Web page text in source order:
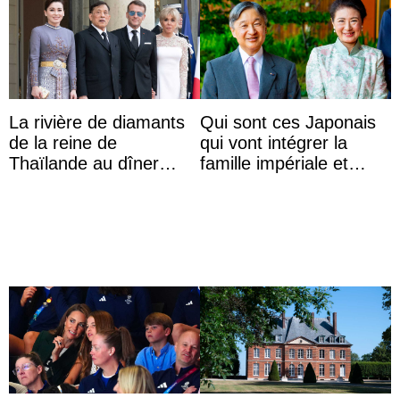
La rivière de diamants
de la reine de
Thaïlande au dîner
Qui sont ces Japonais
qui vont intégrer la
famille impériale et